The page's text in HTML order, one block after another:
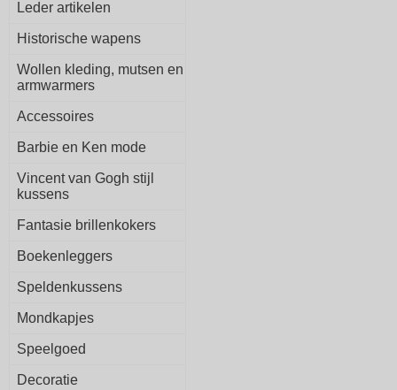
Leder artikelen
Historische wapens
Wollen kleding, mutsen en
armwarmers
Accessoires
Barbie en Ken mode
Vincent van Gogh stijl
kussens
Fantasie brillenkokers
Boekenleggers
Speldenkussens
Mondkapjes
Speelgoed
Decoratie